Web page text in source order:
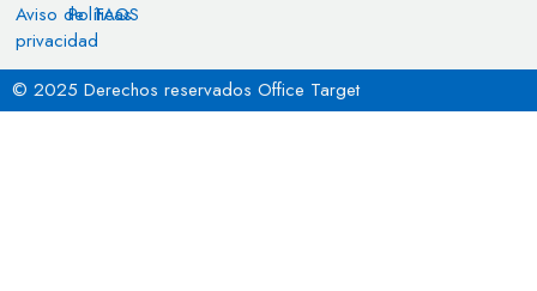
Aviso de
privacidad
Políticas
FAQS
© 2025 Derechos reservados Office Target